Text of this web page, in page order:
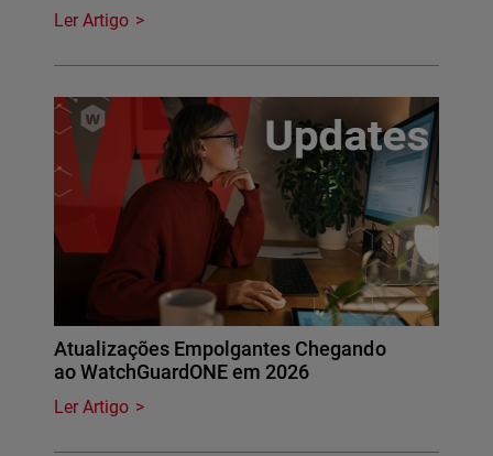
Ler Artigo
Atualizações Empolgantes Chegando
ao WatchGuardONE em 2026
Ler Artigo